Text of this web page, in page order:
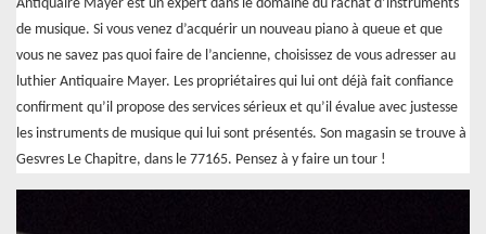
Antiquaire Mayer est un expert dans le domaine du rachat d’instruments
de musique. Si vous venez d’acquérir un nouveau piano à queue et que
vous ne savez pas quoi faire de l’ancienne, choisissez de vous adresser au
luthier Antiquaire Mayer. Les propriétaires qui lui ont déjà fait confiance
confirment qu’il propose des services sérieux et qu’il évalue avec justesse
les instruments de musique qui lui sont présentés. Son magasin se trouve à
Gesvres Le Chapitre, dans le 77165. Pensez à y faire un tour !